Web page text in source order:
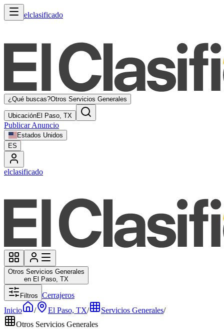
elclasificado
¿Qué buscas?Otros Servicios Generales
UbicaciónEl Paso, TX
Publicar Anuncio
Estados Unidos
ES
elclasificado
Otros Servicios Generales
en El Paso, TX
Filtros Cerrajeros
Inicio
/ El Paso, TX/ Servicios Generales/
Otros Servicios Generales